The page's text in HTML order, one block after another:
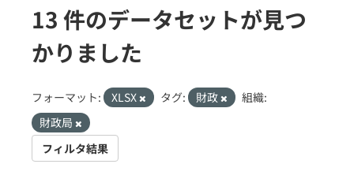
13 件のデータセットが見つ
かりました
フォーマット: XLSX タグ: 財政
組織:
財政局
フィルタ結果